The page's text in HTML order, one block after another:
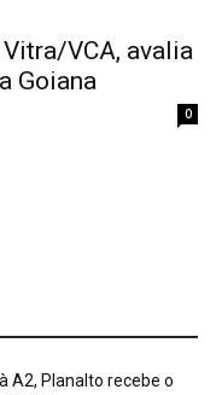
VCA, avalia
Goiana
0
A2, Planalto recebe o